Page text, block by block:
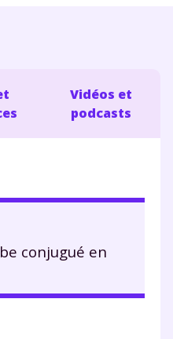
Vidéos et
podcasts
conjugué en